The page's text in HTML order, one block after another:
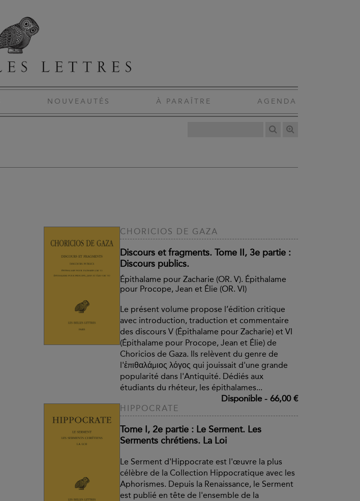
NOUVEAUTÉS À PARAÎTRE AGENDA
CHORICIOS DE GAZA
Discours et fragments. Tome II, 3e partie :
Discours publics.
Épithalame pour Zacharie (OR. V). Épithalame
pour Procope, Jean et Élie (OR. VI)
Le présent volume propose l’édition critique
avec introduction, traduction et commentaire
des discours V (Épithalame pour Zacharie) et VI
(Épithalame pour Procope, Jean et Élie) de
Choricios de Gaza. Ils relèvent du genre de
l'ἐπιθαλάμιος λόγος qui jouissait d'une grande
popularité dans l'Antiquité. Dédiés aux
étudiants du rhéteur, les épithalames...
Disponible- 66,00 €
HIPPOCRATE
Tome I, 2e partie : Le Serment. Les
Serments chrétiens. La Loi
Le Serment d'Hippocrate est l'œuvre la plus
célèbre de la Collection Hippocratique avec les
Aphorismes. Depuis la Renaissance, le Serment
est publié en tête de l'ensemble de la